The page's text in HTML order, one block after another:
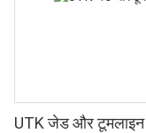
UTK जेड और टूमलाइन